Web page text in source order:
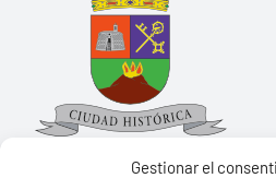
Gestionar el